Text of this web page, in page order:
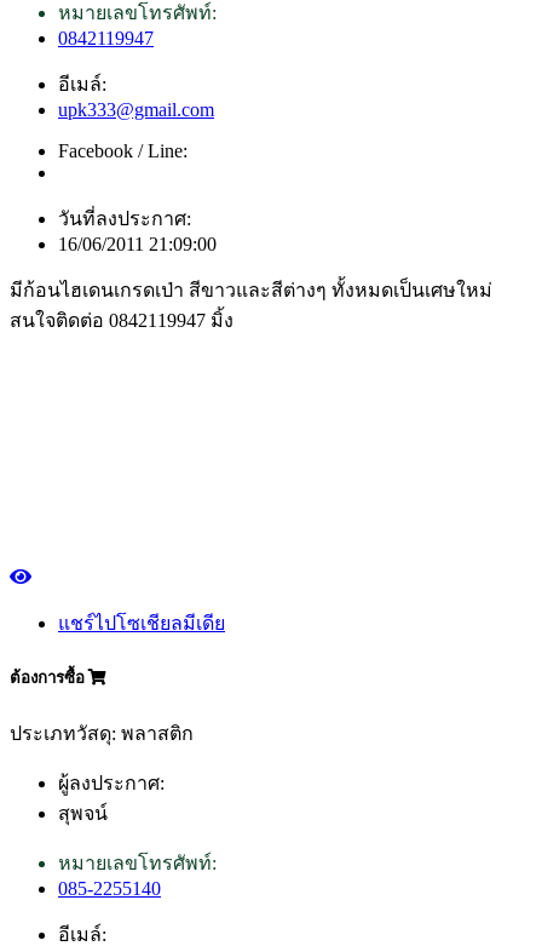
หมายเลขโทรศัพท์:
0842119947
อีเมล์:
upk333@gmail.com
Facebook / Line:
วันที่ลงประกาศ:
16/06/2011 21:09:00
มีก้อนไฮเดนเกรดเป่า สีขาวและสีต่างๆ ทั้งหมดเป็นเศษใหม่
สนใจติดต่อ 0842119947 มิ้ง
แชร์ไปโซเชียลมีเดีย
ต้องการซื้อ
ประเภทวัสดุ: พลาสติก
ผู้ลงประกาศ:
สุพจน์
หมายเลขโทรศัพท์:
085-2255140
อีเมล์: